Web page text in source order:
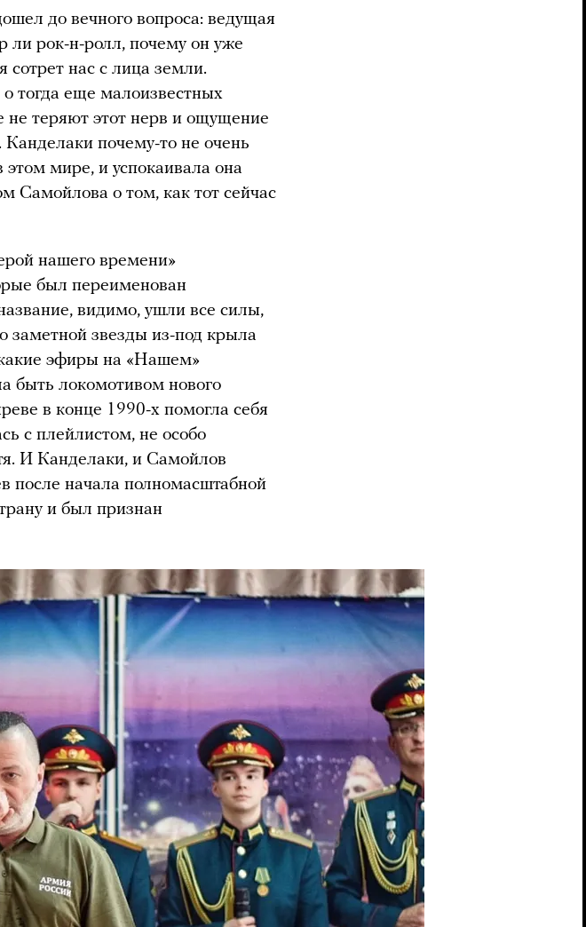
до вечного вопроса: ведущая
ли рок-н-ролл, почему он уже
сотрет нас с лица земли.
тогда еще малоизвестных
не теряют этот нерв и ощущение
Канделаки почему-то не очень
этом мире, и успокаивала она
Самойлова о том, как тот сейчас
нашего времени»
был переименован
видимо, ушли все силы,
заметной звезды из-под крыла
эфиры на «Нашем»
быть локомотивом нового
в конце 1990-х помогла себя
с плейлистом, не особо
И Канделаки, и Самойлов
после начала полномасштабной
и был признан